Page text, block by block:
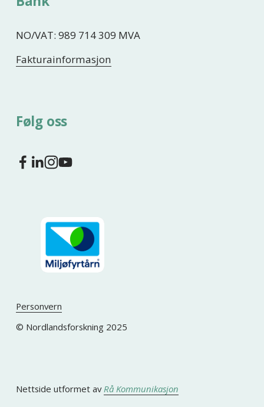
NO/VAT: 989 714 309 MVA
Fakturainformasjon
Følg oss
Personvern
© Nordlandsforskning 2025
Nettside utformet av Rå Kommunikasjon